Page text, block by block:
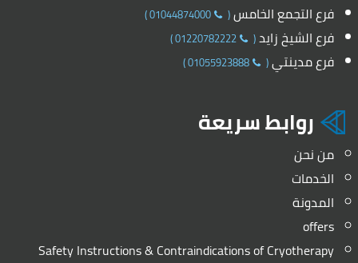
فرع التجمع الخامس(
01044874000
)
فرع الشيخ زايد(
01220782222
)
فرع مدينتي(
01055923888
)
روابط سريعة
من نحن
الخدمات
المدونة
offers
Safety Instructions & Contraindications of Cryotherapy